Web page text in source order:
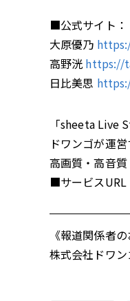
■公式サイト：
大原優乃
高野洸 https://
日比美思
「sheeta Live
ドワンゴが運
高画質・高音
■サービスURL
《報道関係者
株式会社ドワ